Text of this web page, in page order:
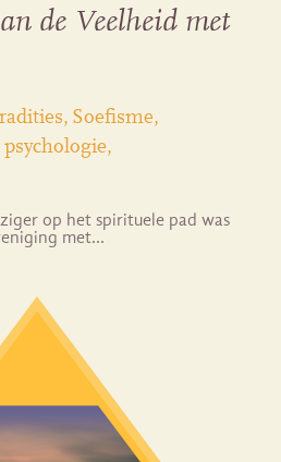
de Veelheid met
Soefisme
op het spirituele pad was
met…